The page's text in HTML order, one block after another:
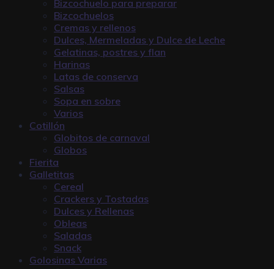
Bizcochuelo para preparar
Bizcochuelos
Cremas y rellenos
Dulces, Mermeladas y Dulce de Leche
Gelatinas, postres y flan
Harinas
Latas de conserva
Salsas
Sopa en sobre
Varios
Cotillón
Globitos de carnaval
Globos
Fierita
Galletitas
Cereal
Crackers y Tostadas
Dulces y Rellenas
Obleas
Saladas
Snack
Golosinas Varias